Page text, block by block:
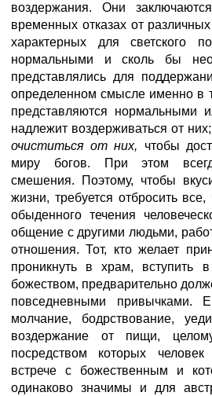
воздержания. Они
временных отказах от
характерных для светского
нормальными и сколь бы
представлялись для
определенном смысле именно в
представляются нормальными
надлежит воздерживаться от
очиститься от них, чтобы
миру богов. При этом
смешения. Поэтому, чтобы
жизни, требуется отбросить все,
обыденного течения
общение с другими людьми,
отношения. Тот, кто желает
проникнуть в храм, вступить
божеством, предварительно
повседневными привычками.
молчание, бодрствование,
воздержание от пищи,
посредством которых человек
встрече с божественным и
одинаково значимы и для